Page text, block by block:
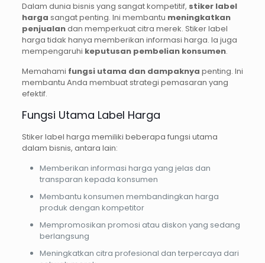
Dalam dunia bisnis yang sangat kompetitif, stiker label
harga sangat penting. Ini membantu meningkatkan
penjualandan memperkuat citra merek. Stiker label
harga tidak hanya memberikan informasi harga. Ia juga
mempengaruhi keputusan pembelian konsumen.
Memahami fungsi utama dan dampaknya penting. Ini
membantu Anda membuat strategi pemasaran yang
efektif.
Fungsi Utama Label Harga
Stiker label harga memiliki beberapa fungsi utama
dalam bisnis, antara lain:
Memberikan informasi harga yang jelas dan
transparan kepada konsumen
Membantu konsumen membandingkan harga
produk dengan kompetitor
Mempromosikan promosi atau diskon yang sedang
berlangsung
Meningkatkan citra profesional dan terpercaya dari